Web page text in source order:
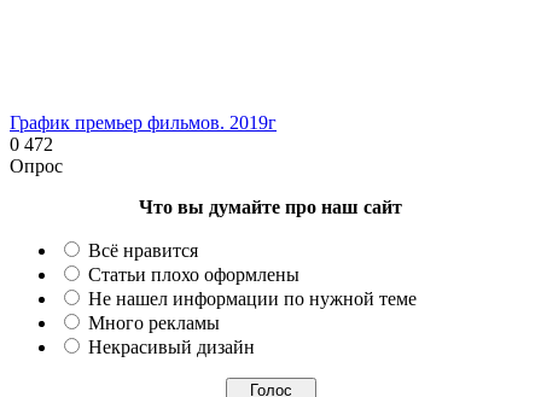
График премьер фильмов. 2019г
0 472
Опрос
Что вы думайте про наш сайт
Всё нравится
Статьи плохо оформлены
Не нашел информации по нужной теме
Много рекламы
Некрасивый дизайн